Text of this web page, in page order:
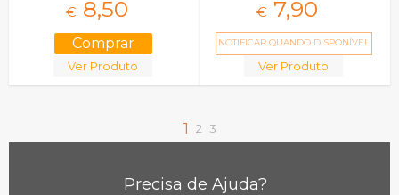
€ 8,50
Ver Produto
€ 7,90
NOTIFICAR QUANDO DISPONÍVEL
Ver Produto
1 2 3
Precisa de Ajuda?